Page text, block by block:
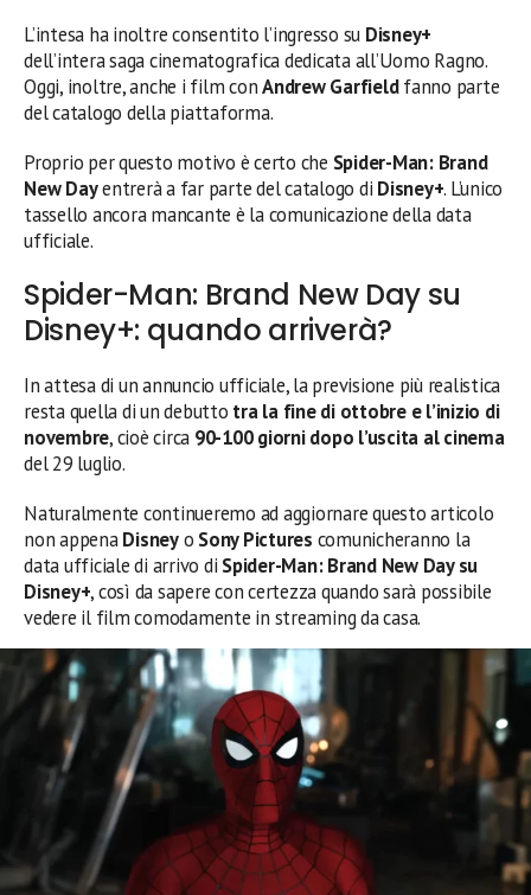
L’intesa ha inoltre consentito l’ingresso su Disney+
dell’intera saga cinematografica dedicata all’Uomo Ragno.
Oggi, inoltre, anche i film conAndrew Garfieldfanno parte
del catalogo della piattaforma.
Proprio per questo motivo è certo che Spider-Man: Brand
New Dayentrerà a far parte del catalogo di Disney+. L’unico
tassello ancora mancante è la comunicazione della data
ufficiale.
Spider-Man: Brand New Day su
Disney+: quando arriverà?
In attesa di un annuncio ufficiale, la previsione più realistica
resta quella di un debutto tra la fine di ottobre e l’inizio di
novembre, cioè circa 90-100 giorni dopo l’uscita al cinema
del 29 luglio.
Naturalmente continueremo ad aggiornare questo articolo
non appenaDisneyo Sony Pictures comunicheranno la
data ufficiale di arrivo di Spider-Man: Brand New Day su
Disney+, così da sapere con certezza quando sarà possibile
vedere il film comodamente in streaming da casa.